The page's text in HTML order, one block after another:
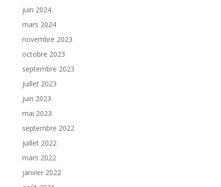
juin 2024
mars 2024
novembre 2023
octobre 2023
septembre 2023
juillet 2023
juin 2023
mai 2023
septembre 2022
juillet 2022
mars 2022
janvier 2022